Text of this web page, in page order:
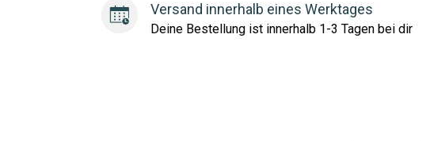
Versand innerhalb eines Werktages
Deine Bestellung ist innerhalb 1-3 Tagen bei dir